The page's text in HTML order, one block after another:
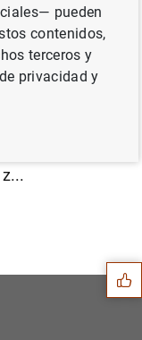
Siguiente
Sugerencias
pueden
contenidos,
terceros y
privacidad y